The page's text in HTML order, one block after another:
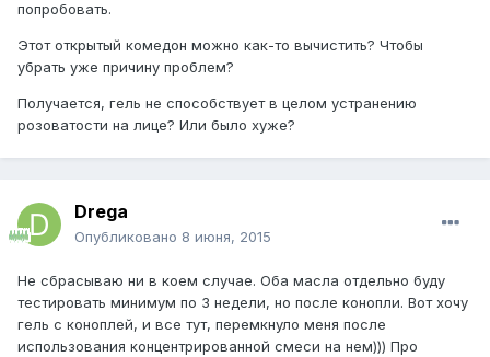
попробовать.
Этот открытый комедон можно как-то вычистить? Чтобы
убрать уже причину проблем?
Получается, гель не способствует в целом устранению
розоватости на лице? Или было хуже?
Drega
Опубликовано 8 июня, 2015
Не сбрасываю ни в коем случае. Оба масла отдельно буду
тестировать минимум по 3 недели, но после конопли. Вот хочу
гель с коноплей, и все тут, перемкнуло меня после
использования концентрированной смеси на нем))) Про